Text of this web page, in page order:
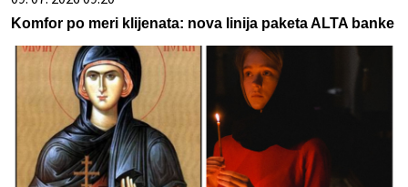
Komfor po meri klijenata: nova linija paketa ALTA banke